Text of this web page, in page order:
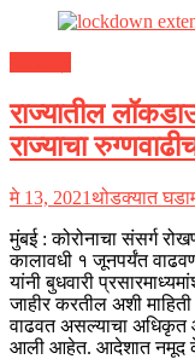
राज्यातील
राज्याचा
मे 13, 2021थोडक्यात
मुंबई : कोरोनाचा संसर्ग
कालावधी १ जूनपर्यंत
यांनी बुधवारी
जाहीर करतील अशी
वाढवत असल्याचा अधिकृत
आली आहेत. आदेशात नमूद